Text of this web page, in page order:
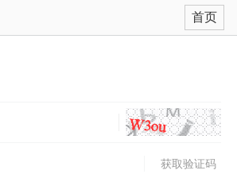
首页
获取验证码